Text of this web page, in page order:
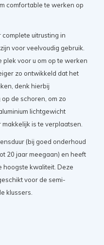
comfortable te werken op
uitrusting in
voor veelvoudig gebruik.
voor u om op te werken
zo ontwikkeld dat het
denk hierbij
de schoren, om zo
lichtgewicht
is te verplaatsen.
(bij goed onderhoud
20 jaar meegaan) en heeft
hoogste kwaliteit. Deze
voor de semi-
klussers.